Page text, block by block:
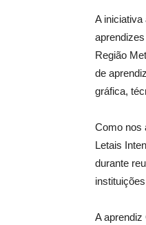
A
Região
de
gráfica,
Como nos
Letais
durante
A aprendiz